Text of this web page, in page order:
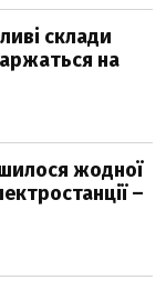
склади
на
жодної
–